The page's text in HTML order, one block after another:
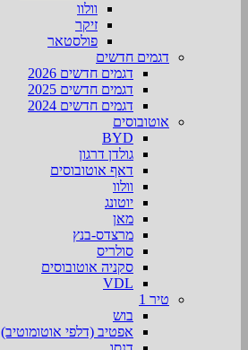
וולוו
זיקר
פולסטאר
דגמים חדשים
דגמים חדשים 2026
דגמים חדשים 2025
דגמים חדשים 2024
אוטובוסים
BYD
גולדן דרגון
דאף אוטובוסים
וולוו
יוטונג
מאן
מרצדס-בנץ
סולריס
סקניה אוטובוסים
VDL
טיר 1
בוש
אפטיב (דלפי אוטומוטיב)